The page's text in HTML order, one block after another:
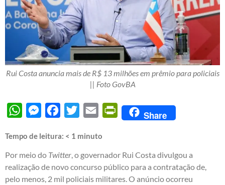
Rui Costa anuncia mais de R$ 13 milhões em prêmio para policiais
|| Foto GovBA
WhatsAppMessengerFacebook
Twitter Email PrintFriendly
Share
Tempo de leitura: < 1 minuto
Por meio do Twitter, o governador Rui Costa divulgou a
realização de novo concurso público para a contratação de,
pelo menos, 2 mil policiais militares. O anúncio ocorreu